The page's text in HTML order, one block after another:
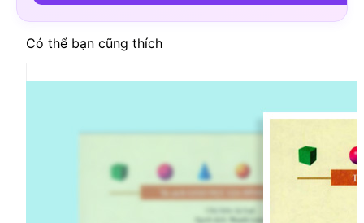
Có thể bạn cũng thích